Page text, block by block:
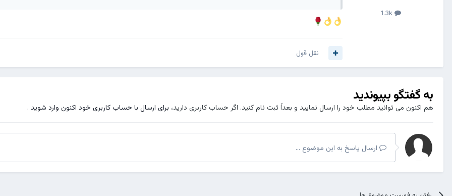
نقل قول
به گفتگو بپیوندید
هم اکنون می توانید مطلب خود را ارسال نمایید و بعداً ثبت نام کنید. اگر حساب کاربری دارید، برای ارسال با حساب کاربری خود اکنون وارد شوید .
ارسال پاسخ به این موضوع ...